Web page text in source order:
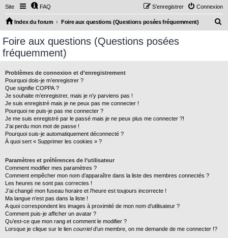
Site FAQ Connexion
S’enregistrer
Index du forum Foire aux questions (Questions posées fréquemment)
Foire aux questions (Questions posées
fréquemment)
Problèmes de connexion et d’enregistrement
Pourquoi dois-je m’enregistrer ?
Que signifie COPPA ?
Je souhaite m’enregistrer, mais je n’y parviens pas !
Je suis enregistré mais je ne peux pas me connecter !
Pourquoi ne puis-je pas me connecter ?
Je me suis enregistré par le passé mais je ne peux plus me connecter ?!
J’ai perdu mon mot de passe !
Pourquoi suis-je automatiquement déconnecté ?
À quoi sert « Supprimer les cookies » ?
Paramètres et préférences de l’utilisateur
Comment modifier mes paramètres ?
Comment empêcher mon nom d’apparaître dans la liste des membres connectés ?
Les heures ne sont pas correctes !
J’ai changé mon fuseau horaire et l’heure est toujours incorrecte !
Ma langue n’est pas dans la liste !
A quoi correspondent les images à proximité de mon nom d’utilisateur ?
Comment puis-je afficher un avatar ?
Qu’est-ce que mon rang et comment le modifier ?
Lorsque je clique sur le lien courrield’un membre, on me demande de me connecter !?